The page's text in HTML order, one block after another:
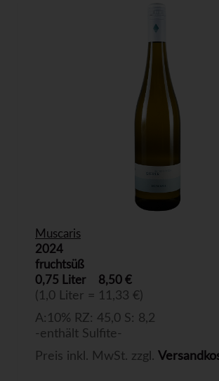
Muscaris
2024
fruchtsüß
0,75 Liter
8,50 €
(1,0 Liter = 11,33 €)
A:10% RZ: 45,0 S: 8,2
-enthält Sulfite-
Preis inkl. MwSt. zzgl.